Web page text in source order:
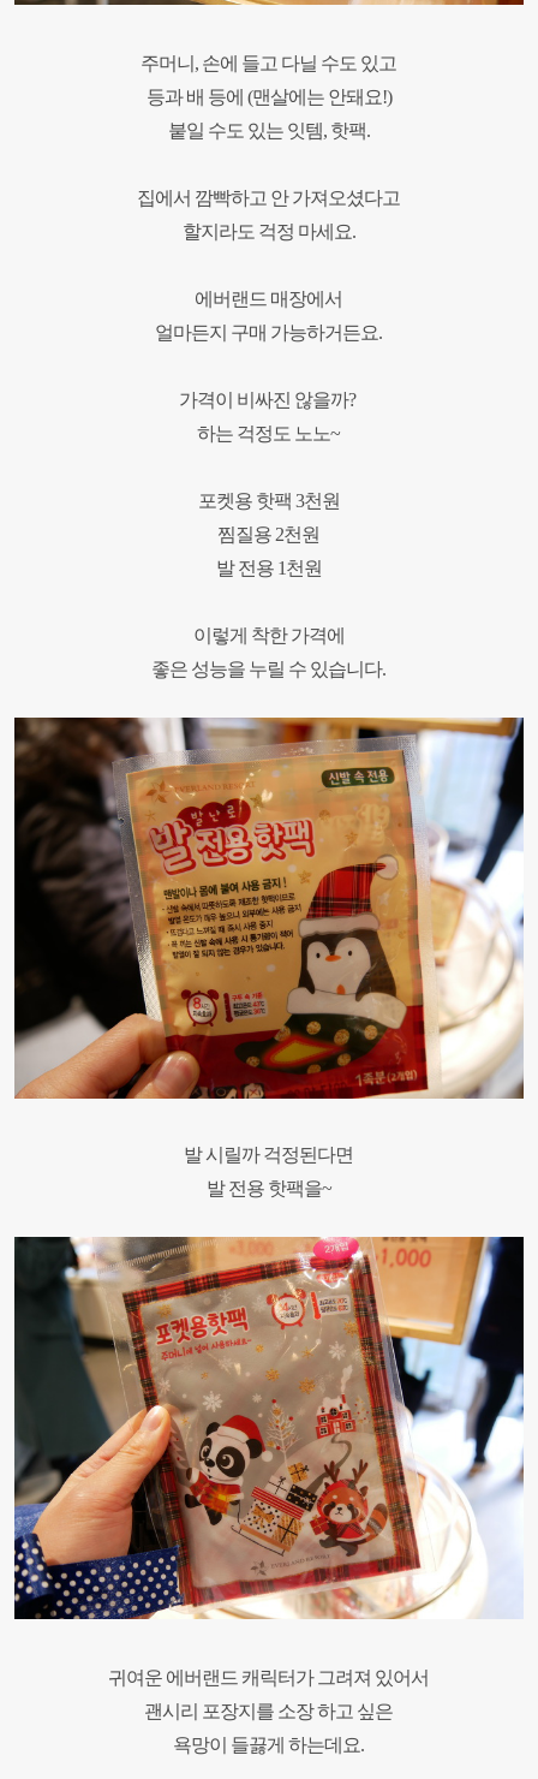
주머니, 손에 들고 다닐 수도 있고
등과 배 등에 (맨살에는 안돼요!)
붙일 수도 있는 잇템, 핫팩.
집에서 깜빡하고 안 가져오셨다고
할지라도 걱정 마세요.
에버랜드 매장에서
얼마든지 구매 가능하거든요.
가격이 비싸진 않을까?
하는 걱정도 노노~
포켓용 핫팩 3천원
찜질용 2천원
발 전용 1천원
이렇게 착한 가격에
좋은 성능을 누릴 수 있습니다.
발 시릴까 걱정된다면
발 전용 핫팩을~
귀여운 에버랜드 캐릭터가 그려져 있어서
괜시리 포장지를 소장 하고 싶은
욕망이 들끓게 하는데요.